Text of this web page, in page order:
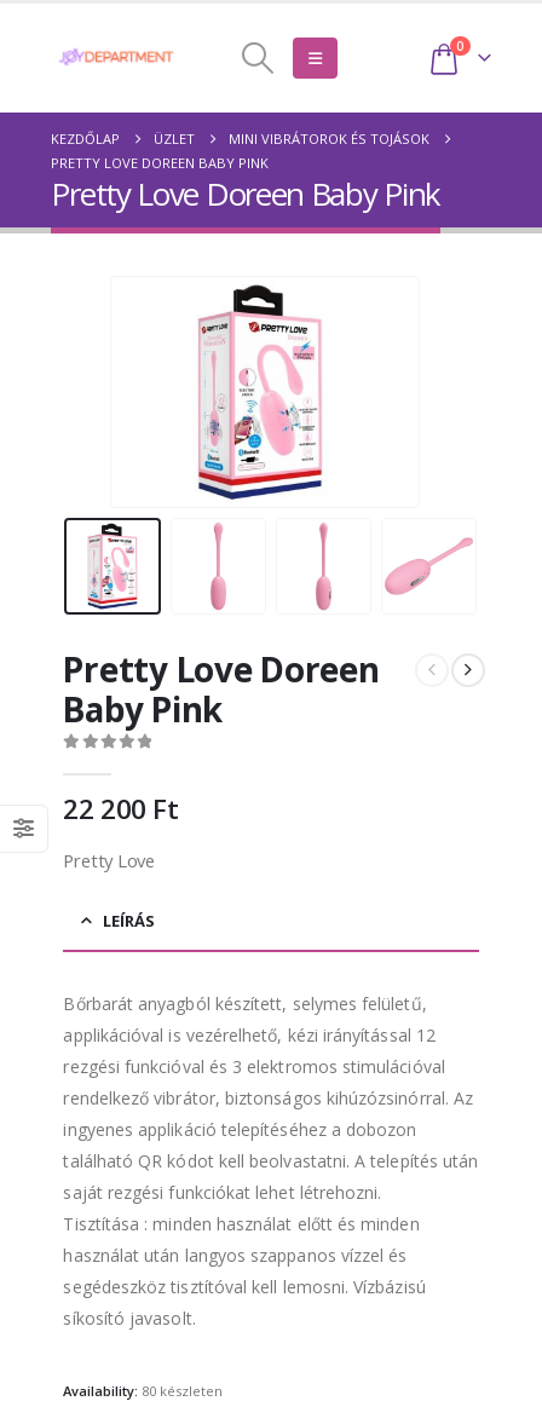
0
KEZDŐLAP ÜZLET
MINI VIBRÁTOROK ÉS TOJÁSOK
PRETTY LOVE DOREEN BABY PINK
Pretty Love Doreen Baby Pink
Pretty Love Doreen
Baby Pink
22 200 Ft
Pretty Love
LEÍRÁS
Bőrbarát anyagból készített, selymes felületű,
applikációval is vezérelhető, kézi irányítással 12
rezgési funkcióval és 3 elektromos stimulációval
rendelkező vibrátor, biztonságos kihúzózsinórral. Az
ingyenes applikáció telepítéséhez a dobozon
található QR kódot kell beolvastatni. A telepítés után
saját rezgési funkciókat lehet létrehozni.
Tisztítása : minden használat előtt és minden
használat után langyos szappanos vízzel és
segédeszköz tisztítóval kell lemosni. Vízbázisú
síkosító javasolt.
Availability: 80 készleten